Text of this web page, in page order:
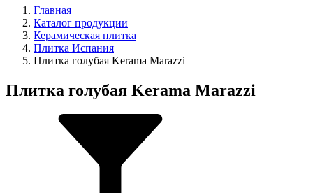
Главная
Каталог продукции
Керамическая плитка
Плитка Испания
Плитка голубая Kerama Marazzi
Плитка голубая Kerama Marazzi